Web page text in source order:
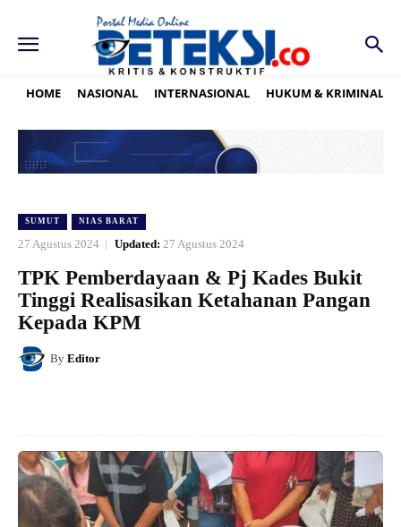
HOME NASIONAL INTERNASIONAL HUKUM & KRIMINAL
SUMUT NIAS BARAT
27 Agustus 2024 Updated: 27 Agustus 2024
TPK Pemberdayaan & Pj Kades Bukit
Tinggi Realisasikan Ketahanan Pangan
Kepada KPM
By Editor